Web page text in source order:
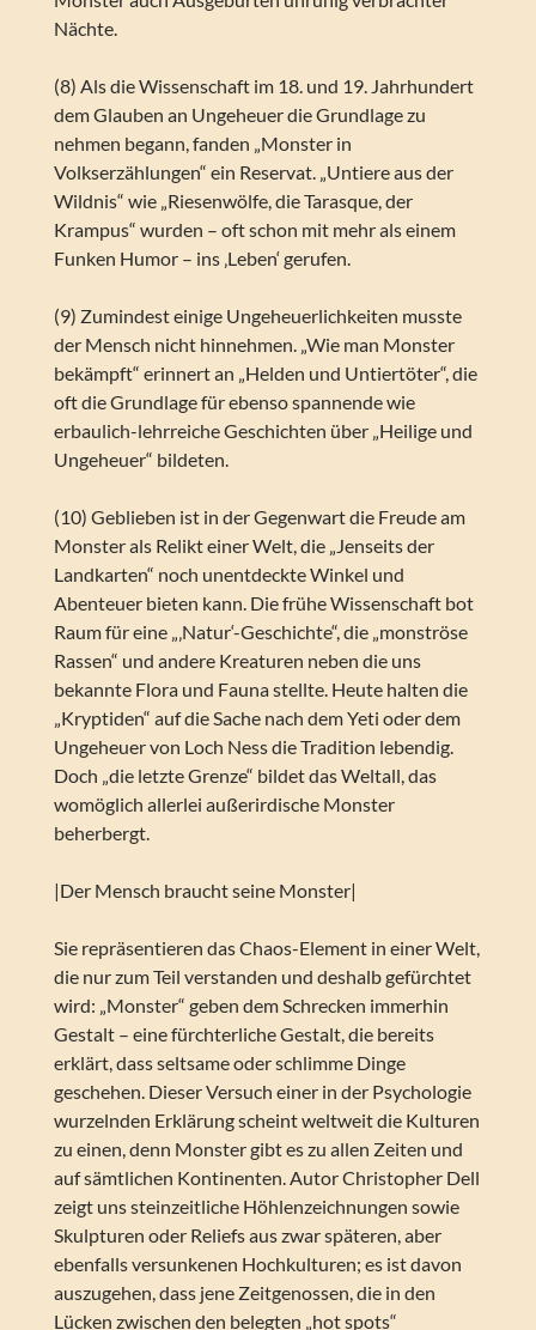
Nächte.
(8) Als die Wissenschaft im 18. und 19. Jahrhundert
dem Glauben an Ungeheuer die Grundlage zu
nehmen begann, fanden „Monster in
Volkserzählungen“ ein Reservat. „Untiere aus der
Wildnis“ wie „Riesenwölfe, die Tarasque, der
Krampus“ wurden – oft schon mit mehr als einem
Funken Humor – ins ‚Leben‘ gerufen.
(9) Zumindest einige Ungeheuerlichkeiten musste
der Mensch nicht hinnehmen. „Wie man Monster
bekämpft“ erinnert an „Helden und Untiertöter“, die
oft die Grundlage für ebenso spannende wie
erbaulich-lehrreiche Geschichten über „Heilige und
Ungeheuer“ bildeten.
(10) Geblieben ist in der Gegenwart die Freude am
Monster als Relikt einer Welt, die „Jenseits der
Landkarten“ noch unentdeckte Winkel und
Abenteuer bieten kann. Die frühe Wissenschaft bot
Raum für eine „‚Natur‘-Geschichte“, die „monströse
Rassen“ und andere Kreaturen neben die uns
bekannte Flora und Fauna stellte. Heute halten die
„Kryptiden“ auf die Sache nach dem Yeti oder dem
Ungeheuer von Loch Ness die Tradition lebendig.
Doch „die letzte Grenze“ bildet das Weltall, das
womöglich allerlei außerirdische Monster
beherbergt.
|Der Mensch braucht seine Monster|
Sie repräsentieren das Chaos-Element in einer Welt,
die nur zum Teil verstanden und deshalb gefürchtet
wird: „Monster“ geben dem Schrecken immerhin
Gestalt – eine fürchterliche Gestalt, die bereits
erklärt, dass seltsame oder schlimme Dinge
geschehen. Dieser Versuch einer in der Psychologie
wurzelnden Erklärung scheint weltweit die Kulturen
zu einen, denn Monster gibt es zu allen Zeiten und
auf sämtlichen Kontinenten. Autor Christopher Dell
zeigt uns steinzeitliche Höhlenzeichnungen sowie
Skulpturen oder Reliefs aus zwar späteren, aber
ebenfalls versunkenen Hochkulturen; es ist davon
auszugehen, dass jene Zeitgenossen, die in den
Lücken zwischen den belegten „hot spots“